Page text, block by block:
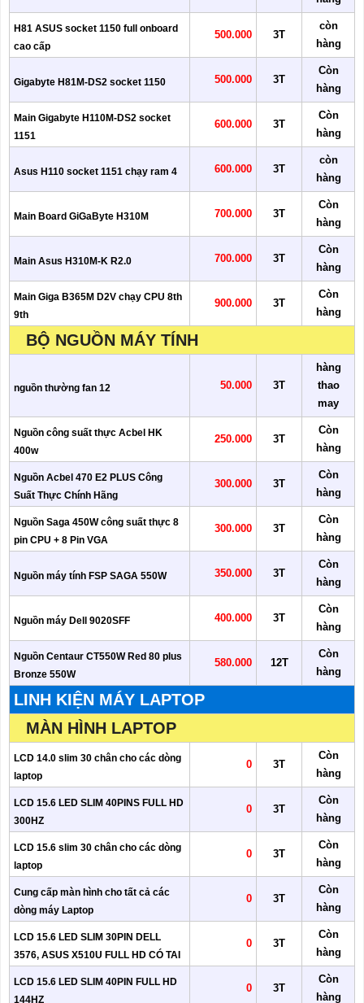
H81 ASUS socket 1150 full onboard
cao cấp
500.000 3T
còn
hàng
Gigabyte H81M-DS2 socket 1150 500.000 3T
Còn
hàng
Main Gigabyte H110M-DS2 socket
1151
600.000 3T
Còn
hàng
Asus H110 socket 1151 chạy ram 4 600.000 3T
còn
hàng
Main Board GiGaByte H310M 700.000 3T
Còn
hàng
Main Asus H310M-K R2.0 700.000 3T
Còn
hàng
Main Giga B365M D2V chạy CPU 8th
9th
900.000 3T
Còn
hàng
BỘ NGUỒN MÁY TÍNH
nguồn thường fan 12 50.000 3T
hàng
thao
may
Nguồn công suất thực Acbel HK
400w
250.000 3T
Còn
hàng
Nguồn Acbel 470 E2 PLUS Công
Suất Thực Chính Hãng
300.000 3T
Còn
hàng
Nguồn Saga 450W công suất thực 8
pin CPU + 8 Pin VGA
300.000 3T
Còn
hàng
Nguồn máy tính FSP SAGA 550W 350.000 3T
Còn
hàng
Nguồn máy Dell 9020SFF 400.000 3T
Còn
hàng
Nguồn Centaur CT550W Red 80 plus
Bronze 550W
580.000 12T
Còn
hàng
LINH KIỆN MÁY LAPTOP
MÀN HÌNH LAPTOP
LCD 14.0 slim 30 chân cho các dòng
laptop
0 3T
Còn
hàng
LCD 15.6 LED SLIM 40PINS FULL HD
300HZ
0 3T
Còn
hàng
LCD 15.6 slim 30 chân cho các dòng
laptop
0 3T
Còn
hàng
Cung cấp màn hình cho tất cả các
dòng máy Laptop
0 3T
Còn
hàng
LCD 15.6 LED SLIM 30PIN DELL
3576, ASUS X510U FULL HD CÓ TAI
0 3T
Còn
hàng
LCD 15.6 LED SLIM 40PIN FULL HD
144HZ
0 3T
Còn
hàng